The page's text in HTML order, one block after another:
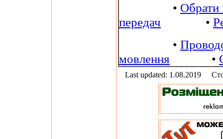
• Обрати
передач •
•
мовлення •
Last updated: 1.08.2019